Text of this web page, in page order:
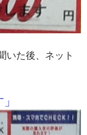
いた後、ネット